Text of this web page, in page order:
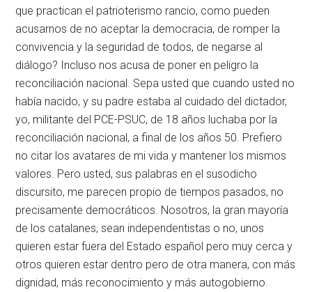
que practican el patrioterismo rancio, como pueden
acusarnos de no aceptar la democracia, de romper la
convivencia y la seguridad de todos, de negarse al
diálogo? Incluso nos acusa de poner en peligro la
reconciliación nacional. Sepa usted que cuando usted no
había nacido, y su padre estaba al cuidado del dictador,
yo, militante del PCE-PSUC, de 18 años luchaba por la
reconciliación nacional, a final de los años 50. Prefiero
no citar los avatares de mi vida y mantener los mismos
valores. Pero usted, sus palabras en el susodicho
discursito, me parecen propio de tiempos pasados, no
precisamente democráticos. Nosotros, la gran mayoría
de los catalanes, sean independentistas o no, unos
quieren estar fuera del Estado español pero muy cerca y
otros quieren estar dentro pero de otra manera, con más
dignidad, más reconocimiento y más autogobierno.